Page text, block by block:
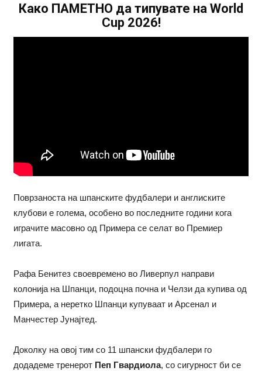
Како ПАМЕТНО да типувате на World
Cup 2026!
Поврзаноста на шпанските фудбалери и англиските
клубови е голема, особено во последните години кога
играчите масовно од Примера се селат во Премиер
лигата.
Рафа Бенитез своевремено во Ливерпул направи
колонија на Шпанци, подоцна почна и Челзи да купива од
Примера, а неретко Шпанци купуваат и Арсенал и
Манчестер Јунајтед.
Доколку на овој тим со 11 шпански фудбалери го
додадеме тренерот Пеп Гвардиола, со сигурност би се